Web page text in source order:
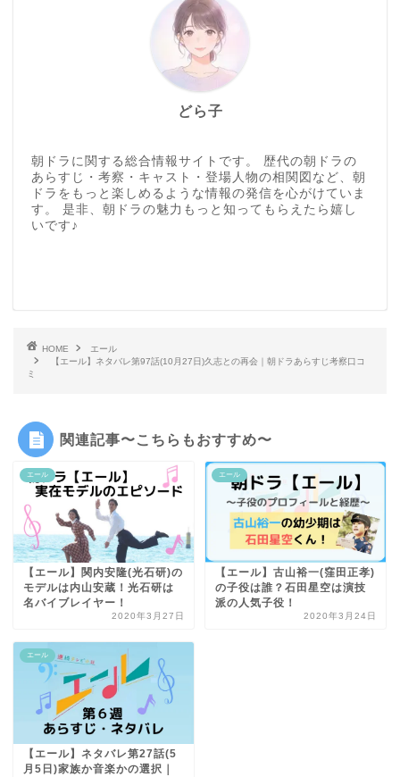
どら子
朝ドラに関する総合情報サイトです。 歴代の朝ドラの
あらすじ・考察・キャスト・登場人物の相関図など、朝
ドラをもっと楽しめるような情報の発信を心がけていま
す。 是非、朝ドラの魅力もっと知ってもらえたら嬉し
いです♪
HOME
エール
【エール】ネタバレ第97話(10月27日)久志との再会｜朝ドラあらすじ考察口コ
ミ
関連記事〜こちらもおすすめ〜
エール
【エール】関内安隆(光石研)の
モデルは内山安蔵！光石研は
名バイブレイヤー！
2020年3月27日
エール
【エール】古山裕一(窪田正孝)
の子役は誰？石田星空は演技
派の人気子役！
2020年3月24日
エール
【エール】ネタバレ第27話(5
月5日)家族か音楽かの選択｜